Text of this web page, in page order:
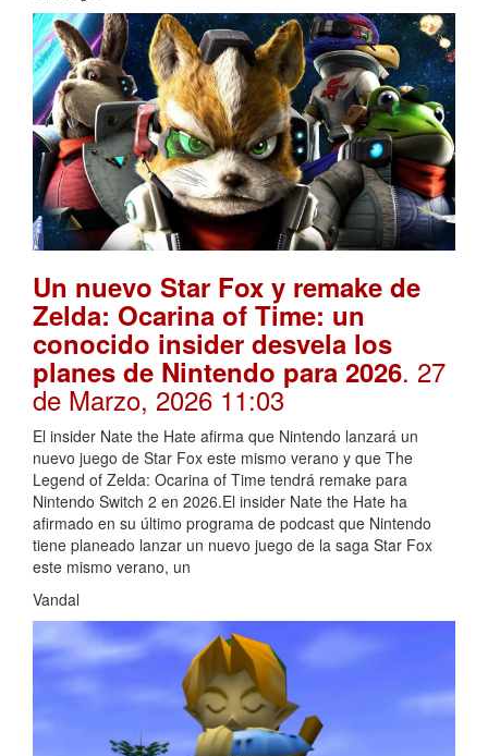
Un nuevo Star Fox y remake de
Zelda: Ocarina of Time: un
conocido insider desvela los
planes de Nintendo para 2026. 27
de Marzo, 2026 11:03
El insider Nate the Hate afirma que Nintendo lanzará un
nuevo juego de Star Fox este mismo verano y que The
Legend of Zelda: Ocarina of Time tendrá remake para
Nintendo Switch 2 en 2026.El insider Nate the Hate ha
afirmado en su último programa de podcast que Nintendo
tiene planeado lanzar un nuevo juego de la saga Star Fox
este mismo verano, un
Vandal